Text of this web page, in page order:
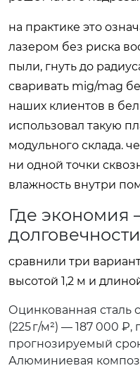
на практике это
лазером без риска
пыли, гнуть до
сваривать mig/mag
наших клиентов в
использовал такую
модульного склада.
ни одной точки
влажность внутри
Где экономия
долговечности
сравнили три
высотой 1,2 м и
Оцинкованная сталь
(225 г/м²) — 187 000 ₽,
прогнозируемый
Алюминиевая